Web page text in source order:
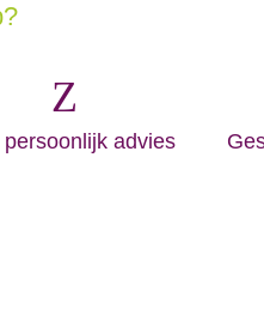
Z
advies